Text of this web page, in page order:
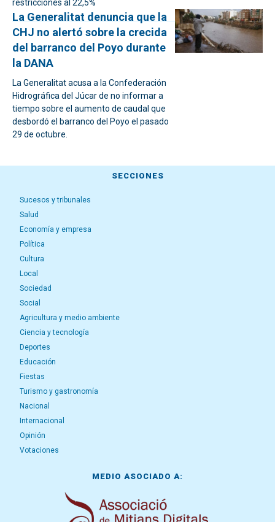
restricciones al 22,5%
La Generalitat denuncia que la
CHJ no alertó sobre la crecida
del barranco del Poyo durante
la DANA
La Generalitat acusa a la Confederación
Hidrográfica del Júcar de no informar a
tiempo sobre el aumento de caudal que
desbordó el barranco del Poyo el pasado
29 de octubre.
SECCIONES
Sucesos y tribunales
Salud
Economía y empresa
Política
Cultura
Local
Sociedad
Social
Agricultura y medio ambiente
Ciencia y tecnología
Deportes
Educación
Fiestas
Turismo y gastronomía
Nacional
Internacional
Opinión
Votaciones
MEDIO ASOCIADO A: